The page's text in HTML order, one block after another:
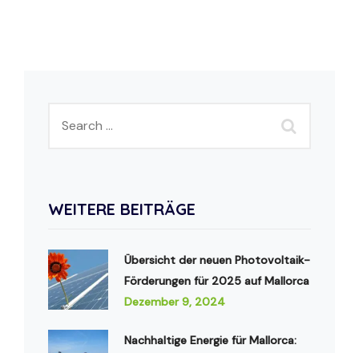
WEITERE BEITRÄGE
Übersicht der neuen Photovoltaik-
Förderungen für 2025 auf Mallorca
Dezember 9, 2024
Nachhaltige Energie für Mallorca: